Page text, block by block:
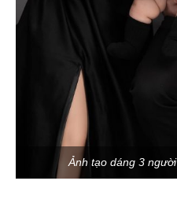
Ảnh tạo dáng 3